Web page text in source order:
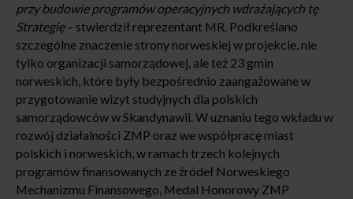
przy budowie programów operacyjnych wdrażających tę
Strategię– stwierdził reprezentant MR. Podkreślano
szczególne znaczenie strony norweskiej w projekcie, nie
tylko organizacji samorządowej, ale też 23 gmin
norweskich, które były bezpośrednio zaangażowane w
przygotowanie wizyt studyjnych dla polskich
samorządowców w Skandynawii. W uznaniu tego wkładu w
rozwój działalności ZMP oraz we współpracę miast
polskich i norweskich, w ramach trzech kolejnych
programów finansowanych ze źródeł Norweskiego
Mechanizmu Finansowego, Medal Honorowy ZMP